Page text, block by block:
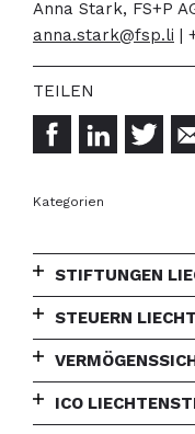
Anna Stark, FS+P
anna.stark@fsp.li |
Kategorien
STIFTUNGEN
STEUERN
ICO